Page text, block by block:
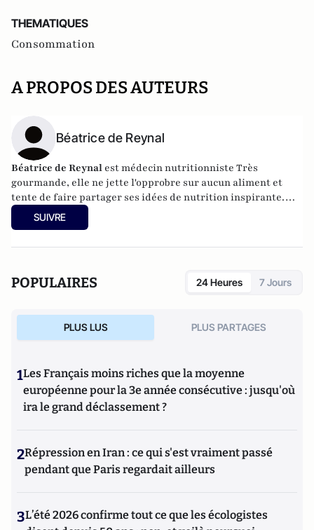
THEMATIQUES
Consommation
A PROPOS DES AUTEURS
Béatrice de Reynal
Béatrice de Reynal est médecin nutritionniste Très
gourmande, elle ne jette l'opprobre sur aucun aliment et
tente de faire partager ses idées de nutrition inspirante.
Elle est par ailleurs l'auteur du blog "
SUIVRE
POPULAIRES 24 Heures 7 Jours
PLUS LUS PLUS PARTAGES
1Les Français moins riches que la moyenne
européenne pour la 3e année consécutive : jusqu'où
ira le grand déclassement ?
2Répression en Iran : ce qui s'est vraiment passé
pendant que Paris regardait ailleurs
3L’été 2026 confirme tout ce que les écologistes